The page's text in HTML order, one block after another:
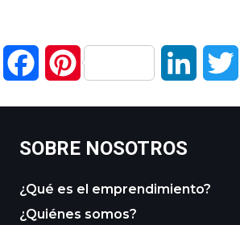
FacebookPinterest LinkedIn
SOBRE NOSOTROS
¿Qué es el emprendimiento?
¿Quiénes somos?